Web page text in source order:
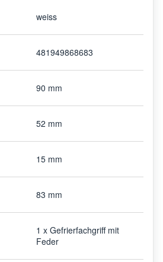
weiss
481949868683
90 mm
52 mm
15 mm
83 mm
1 x Gefrierfachgriff mit
Feder